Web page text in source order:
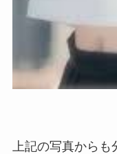
上記の写真から